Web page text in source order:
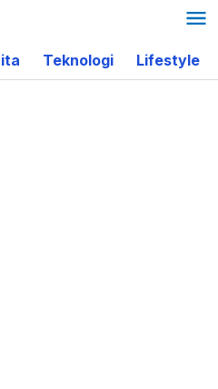
Teknologi Lifestyle